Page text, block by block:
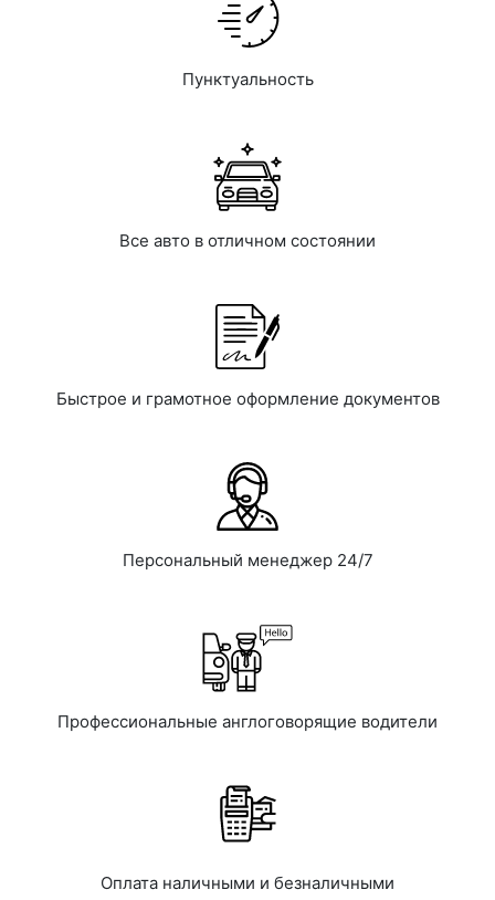
Пунктуальность
Все авто в отличном состоянии
Быстрое и грамотное оформление документов
Персональный менеджер 24/7
Профессиональные англоговорящие водители
Оплата наличными и безналичными